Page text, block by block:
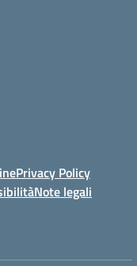
Privacy Policy
Note legali